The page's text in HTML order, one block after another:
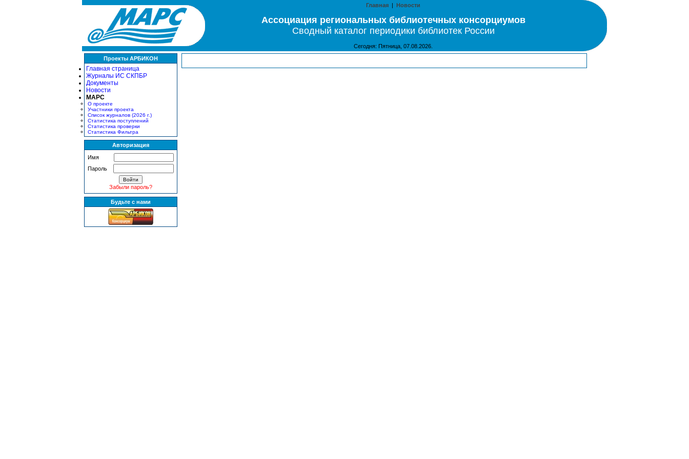
Главная | Новости
Ассоциация региональных библиотечных консорциумов
Сводный каталог периодики библиотек России
Сегодня: Пятница, 07.08.2026.
Проекты АРБИКОН
Главная страница
Журналы ИС СКПБР
Документы
Новости
МАРС
О проекте
Участники проекта
Список журналов (2026 г.)
Статистика поступлений
Статистика проверки
Статистика Фильтра
Авторизация
Имя
Пароль
Забыли пароль?
Будьте с нами